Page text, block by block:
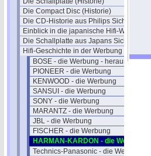
Die Compact Disc (Historie)
Die CD-Historie aus Philips Sicht
Einblick in die japanische Hifi-Welt
Die Schallplatte aus Japans Sicht
Hifi-Geschichte in der Werbung
BOSE - die Werbung - herausragend
PIONEER - die Werbung
KENWOOD - die Werbung
SANSUI - die Werbung
SONY - die Werbung
MARANTZ - die Werbung
JBL - die Werbung
FISCHER - die Werbung
HARMAN-KARDON - die Werbung
Technics-Panasonic - die Werbung